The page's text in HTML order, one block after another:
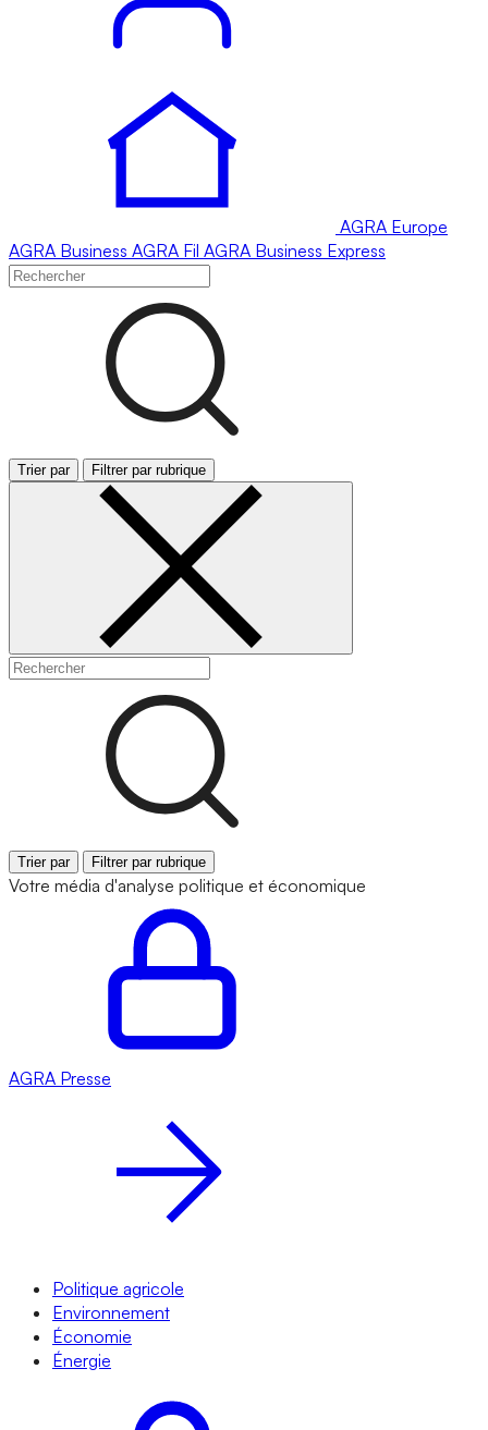
AGRA Europe
AGRA Business AGRA Fil AGRA Business Express
Trier par Filtrer par rubrique
Trier par Filtrer par rubrique
Votre média d'analyse politique et économique
AGRA Presse
Politique agricole
Environnement
Économie
Énergie